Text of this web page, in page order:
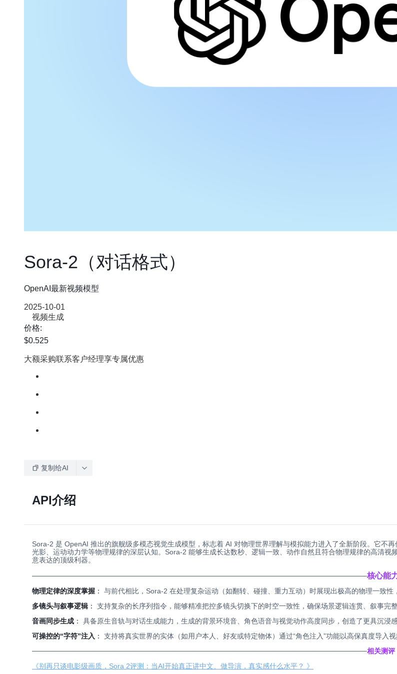
Sora-2（对话格式）
OpenAI最新视频模型
2025-10-01
视频生成
价格:
$0.525
大额采购联系客户经理享专属优惠
复制给AI
API介绍
Sora-2 是 OpenAI 推出的旗舰级多模态视觉生成模型，标志着 AI 对物理世界理解与模拟能力进入了全新阶段。它不
光影、运动动力学等物理规律的深层认知。Sora-2 能够生成长达数秒、逻辑一致、动作自然且符合物理规律的高清
意表达的顶级利器。
───────────────────────────────────────────────────────────────────核心能
物理定律的深度掌握 ：
与前代相比，Sora-2 在处理复杂运动（如翻转、碰撞、重力互动）时展现出极高的物理一致性
多镜头与叙事逻辑 ：
支持复杂的长序列指令，能够精准把控多镜头切换下的时空一致性，确保场景逻辑连贯、叙事完
音画同步生成 ：
具备原生音轨与对话生成能力，生成的背景环境音、角色语音与视觉动作高度同步，创造了更具沉浸感
可操控的“字符”注入 ：
支持将真实世界的实体（如用户本人、好友或特定物体）通过“角色注入”功能以高保真度导入
───────────────────────────────────────────────────────────────────相关测评
《别再只谈电影级画质，Sora 2评测：当AI开始真正讲中文、做导演，真实感什么水平？ 》